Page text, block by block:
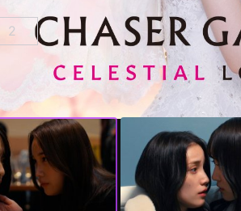
職權騷擾的上司是我的前女友 第1
蹤者遊戲W2 綺麗的天女們 第1集()
2